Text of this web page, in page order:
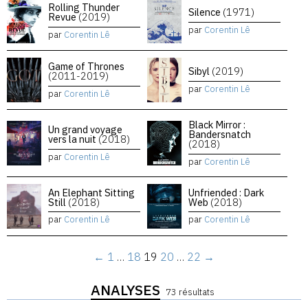
Rolling Thunder
Revue(2019)
par Corentin Lê
Silence (1971)
par Corentin Lê
Game of Thrones
(2011-2019)
par Corentin Lê
Sibyl (2019)
par Corentin Lê
Un grand voyage
vers la nuit (2018)
par Corentin Lê
Black Mirror :
Bandersnatch
(2018)
par Corentin Lê
An Elephant Sitting
Still (2018)
par Corentin Lê
Unfriended : Dark
Web (2018)
par Corentin Lê
← 1 … 18 19 20 … 22 →
ANALYSES 73 résultats